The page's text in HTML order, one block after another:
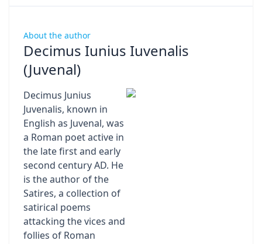
About the author
Decimus Iunius Iuvenalis
(Juvenal)
Decimus Junius
Juvenalis, known in
English as Juvenal, was
a Roman poet active in
the late first and early
second century AD. He
is the author of the
Satires, a collection of
satirical poems
attacking the vices and
follies of Roman